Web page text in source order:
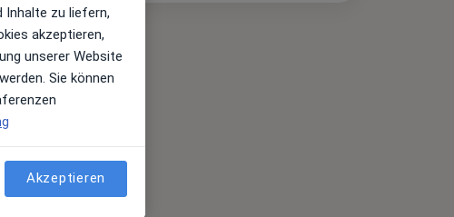
Inhalte zu liefern,
akzeptieren,
unserer Website
Sie können
Akzeptieren